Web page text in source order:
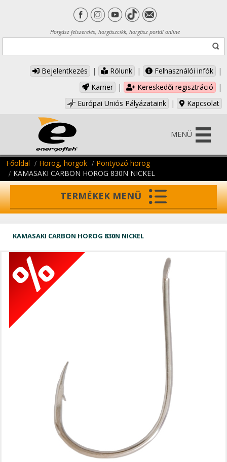
Horgász felszerelés, horgászcikk, horgász portál online
Bejelentkezés | Rólunk | Felhasználói infók
|
Karrier
| Kereskedői regisztráció
|
Európai Uniós Pályázataink
| Kapcsolat
MENÜ
Főoldal Horog, horgok
Pontyozó horog
KAMASAKI CARBON HOROG 830N NICKEL
TERMÉKEK MENÜ
KAMASAKI CARBON HOROG 830N NICKEL